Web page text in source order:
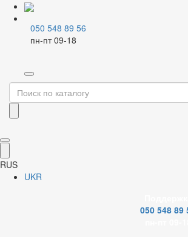
050 548 89 56
пн-пт 09-18
RUS
UKR
050 548 89
Главная Каталог
Системы обратного осмоса